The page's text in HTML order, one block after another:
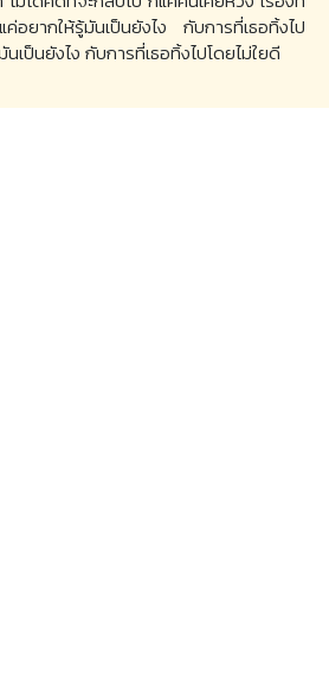
ยากให้รู้มันเป็นยังไง กับการที่เธอทิ้งไป
เป็นยังไง กับการที่เธอทิ้งไปโดยไม่ใยดี